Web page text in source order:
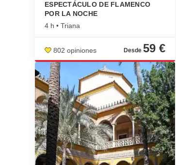
ESPECTÁCULO DE FLAMENCO
POR LA NOCHE
4 h • Triana
802 opiniones 59 €